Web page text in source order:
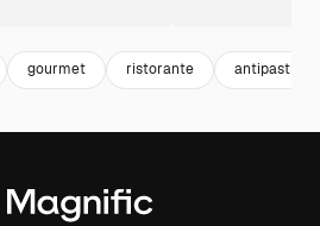
gourmet ristorante antipasti